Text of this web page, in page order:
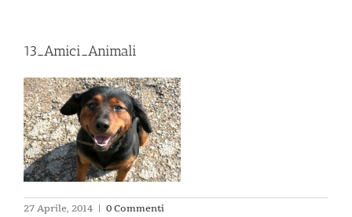
13_Amici_Animali
27 Aprile, 2014 | 0 Commenti